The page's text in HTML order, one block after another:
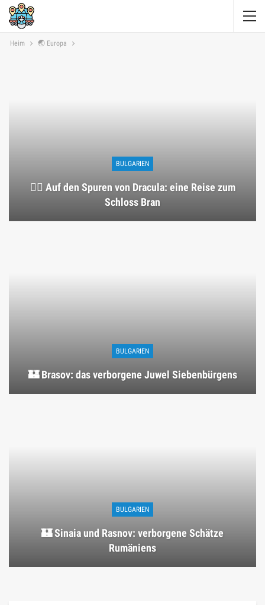
Heim 🌏 Europa
BULGARIEN
🧛‍♂️ Auf den Spuren von Dracula: eine Reise zum
Schloss Bran
BULGARIEN
🏰 Brasov: das verborgene Juwel Siebenbürgens
BULGARIEN
🏰 Sinaia und Rasnov: verborgene Schätze
Rumäniens